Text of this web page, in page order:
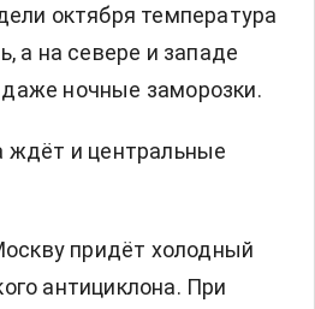
октября температура
а на севере и западе
ночные заморозки.
ждёт и центральные
придёт холодный
антициклона. При